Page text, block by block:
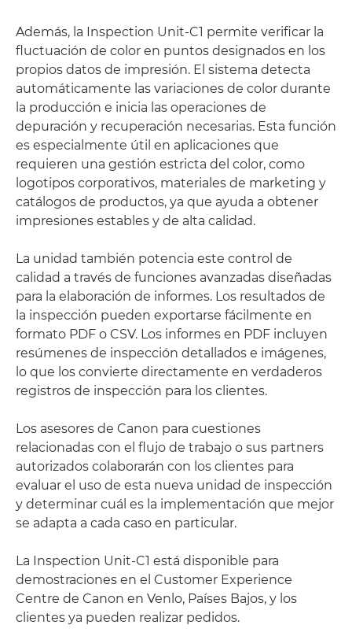
Además, la Inspection Unit-C1 permite verificar la
fluctuación de color en puntos designados en los
propios datos de impresión. El sistema detecta
automáticamente las variaciones de color durante
la producción e inicia las operaciones de
depuración y recuperación necesarias. Esta función
es especialmente útil en aplicaciones que
requieren una gestión estricta del color, como
logotipos corporativos, materiales de marketing y
catálogos de productos, ya que ayuda a obtener
impresiones estables y de alta calidad.
La unidad también potencia este control de
calidad a través de funciones avanzadas diseñadas
para la elaboración de informes. Los resultados de
la inspección pueden exportarse fácilmente en
formato PDF o CSV. Los informes en PDF incluyen
resúmenes de inspección detallados e imágenes,
lo que los convierte directamente en verdaderos
registros de inspección para los clientes.
Los asesores de Canon para cuestiones
relacionadas con el flujo de trabajo o sus partners
autorizados colaborarán con los clientes para
evaluar el uso de esta nueva unidad de inspección
y determinar cuál es la implementación que mejor
se adapta a cada caso en particular.
La Inspection Unit-C1 está disponible para
demostraciones en el Customer Experience
Centre de Canon en Venlo, Países Bajos, y los
clientes ya pueden realizar pedidos.